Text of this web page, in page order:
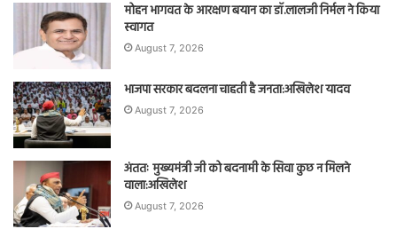
मोहन भागवत के आरक्षण बयान का डॉ.लालजी निर्मल ने किया
स्वागत
August 7, 2026
भाजपा सरकार बदलना चाहती है जनता:अखिलेश यादव
August 7, 2026
अंततः मुख्यमंत्री जी को बदनामी के सिवा कुछ न मिलने
वाला:अखिलेश
August 7, 2026